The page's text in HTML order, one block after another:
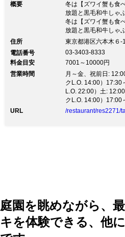
概要
冬は【ズワイ蟹も食
放題と黒毛和牛しゃ
冬は【ズワイ蟹も食
放題と黒毛和牛しゃ
【宴会プラン】 いよ
【ズワイ蟹も食べ放
題】黒毛和牛しゃぶ
等 八山のしゃぶし
実した個室も2名様
す。 【Xmas特別メ
ゃぶコース等ご用意
願いたします。 ＊
住所
東京都港区六本木６
電話番号
03-3403-8333
料金目安
7001～10000円
営業時間
月～金、祝前日:
クL.O. 14:00）17:30
L.O. 22:00）土:
クL.O. 14:00）17:00
L.O. 22:00）日、祝
URL /restaurant/res2271/
庭園を眺めながら、
キを体験できる、他